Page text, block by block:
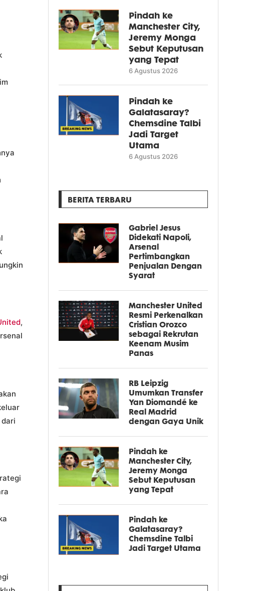
,
Pindah ke
Manchester City,
Jeremy Monga
Sebut Keputusan
yang Tepat
6 Agustus 2026
Pindah ke
Galatasaray?
Chemsdine Talbi
Jadi Target
Utama
6 Agustus 2026
BERITA TERBARU
Gabriel Jesus
Didekati Napoli,
Arsenal
Pertimbangkan
Penjualan Dengan
Syarat
Manchester United
Resmi Perkenalkan
Cristian Orozco
sebagai Rekrutan
Keenam Musim
Panas
RB Leipzig
Umumkan Transfer
Yan Diomandé ke
Real Madrid
dengan Gaya Unik
Pindah ke
Manchester City,
Jeremy Monga
Sebut Keputusan
yang Tepat
Pindah ke
Galatasaray?
Chemsdine Talbi
Jadi Target Utama